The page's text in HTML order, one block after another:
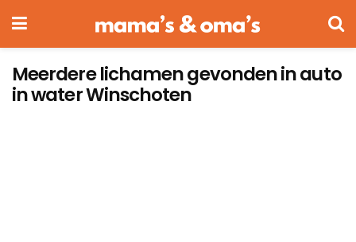
Meerdere lichamen gevonden in auto
in water Winschoten